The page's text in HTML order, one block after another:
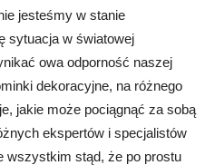
jesteśmy w stanie
sytuacja w światowej
owa odporność naszej
dekoracyjne, na różnego
jakie może pociągnąć za sobą
ekspertów i specjalistów
wszystkim stąd, że po prostu